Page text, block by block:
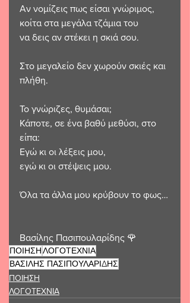
Αν νομίζεις πως είσαι γνώριμος,
κοίτα στα μεγάλα τζάμια του
να δεις αν στέκει η σκιά σου.
Στο μεγαλείο δεν χωρούν σκιές και
πλήθη.
Το γνώριζες, θυμάσαι;
Κάποτε, σε ένα βαθύ μεθύσι, στο
είπα:
Εγώ κι οι λέξεις μου,
εγώ κι οι στέψεις μου.
Όλα τα άλλα μου κρύβουν το φως…
Βασίλης Πασιπουλαρίδης 🌹
ΠΟΙΗΣΗΛΟΓΟΤΕΧΝΙΑ
ΒΑΣΙΛΗΣ ΠΑΣΙΠΟΥΛΑΡΙΔΗΣ
ΠΟΙΗΣΗ
ΛΟΓΟΤΕΧΝΙΑ